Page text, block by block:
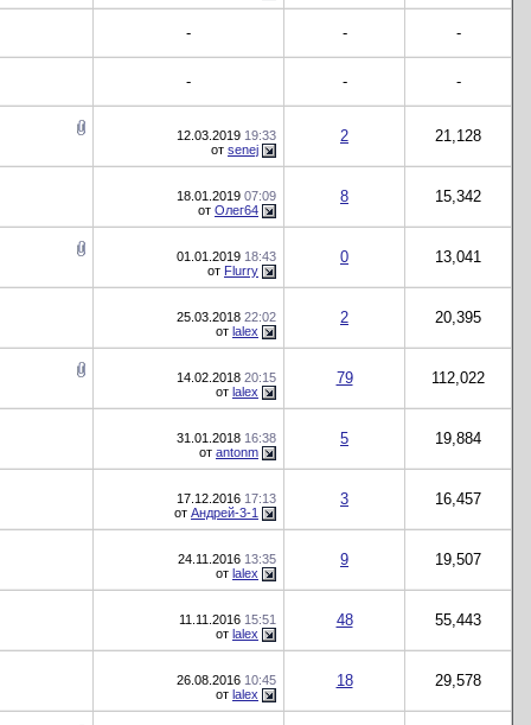
- - -
- - -
12.03.2019 19:33
от senej
2 21,128
18.01.2019 07:09
от Олег64
8 15,342
01.01.2019 18:43
от Flurry
0 13,041
25.03.2018 22:02
от lalex
2 20,395
14.02.2018 20:15
от lalex
79 112,022
31.01.2018 16:38
от antonm
5 19,884
17.12.2016 17:13
от Андрей-3-1
3 16,457
24.11.2016 13:35
от lalex
9 19,507
11.11.2016 15:51
от lalex
48 55,443
26.08.2016 10:45
от lalex
18 29,578